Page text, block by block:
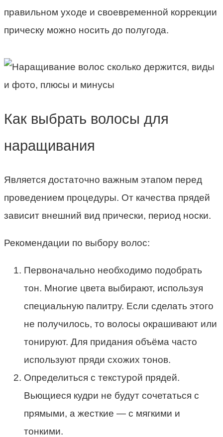
правильном уходе и своевременной коррекции
прическу можно носить до полугода.
Как выбрать волосы для
наращивания
Является достаточно важным этапом перед
проведением процедуры. От качества прядей
зависит внешний вид прически, период носки.
Рекомендации по выбору волос:
Первоначально необходимо подобрать
тон. Многие цвета выбирают, используя
специальную палитру. Если сделать этого
не получилось, то волосы окрашивают или
тонируют. Для придания объёма часто
используют пряди схожих тонов.
Определиться с текстурой прядей.
Вьющиеся кудри не будут сочетаться с
прямыми, а жесткие — с мягкими и
тонкими.